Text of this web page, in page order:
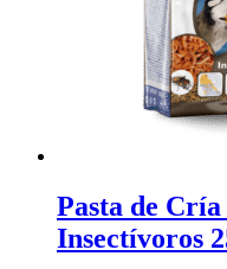
Pasta de
Insectívoros